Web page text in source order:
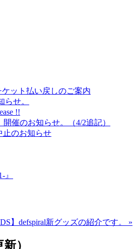
ケット払い戻しのご案内
せ。
!!
催のお知らせ。（4/2追記）
止のお知らせ
】defspiral新グッズの紹介です。 »
）